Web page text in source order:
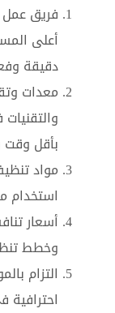
فريق عمل
أعلى
دقيقة
معدات
بأقل
مواد
استخدام
أسعار
وخطط
التزام